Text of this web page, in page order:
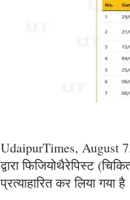
UdaipurTimes, August
द्वारा फिजियोथैरेपिस्ट
प्रत्याहारित कर लिया